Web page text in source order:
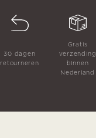
30 dagen
retourneren
Gratis
verzending
binnen
Nederland